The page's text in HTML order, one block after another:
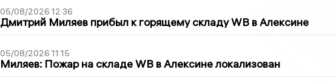
05/08/2026 12:36
Дмитрий Миляев прибыл к горящему складу WB в Алексине
05/08/2026 11:15
Миляев: Пожар на складе WB в Алексине локализован